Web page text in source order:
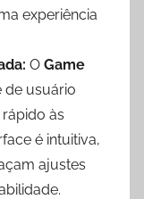
experiência
O Game
de usuário
às
é intuitiva,
ajustes